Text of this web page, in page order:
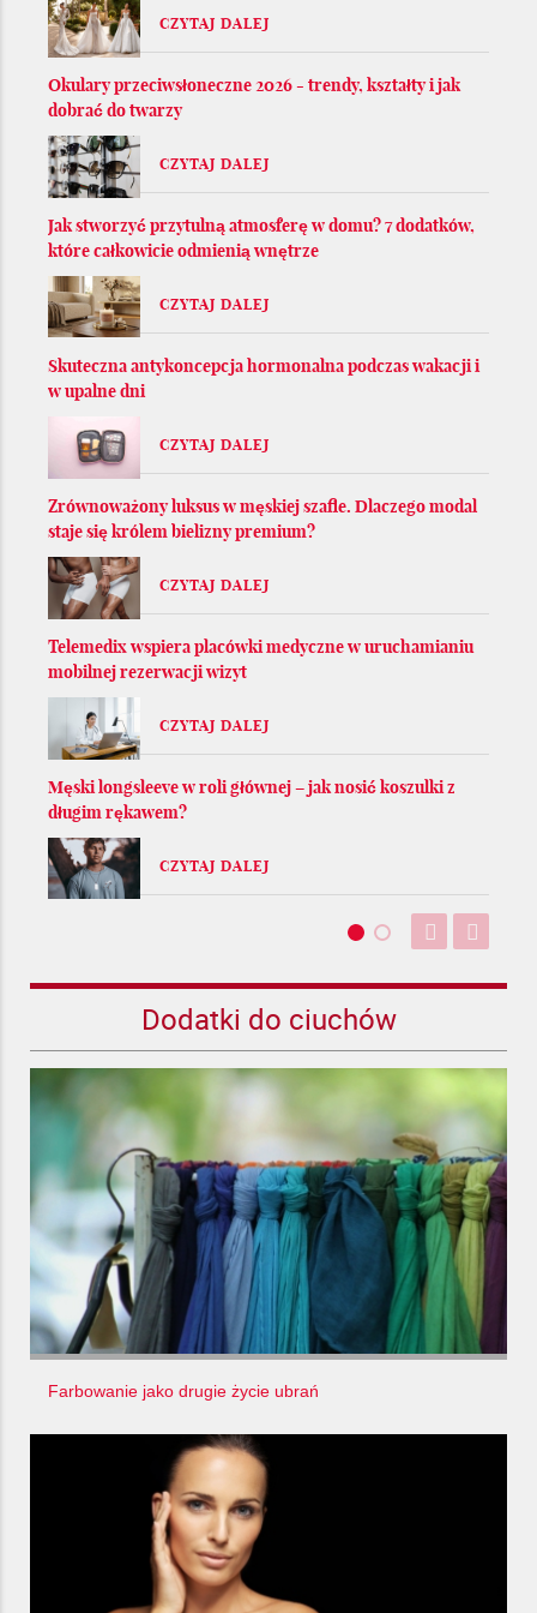
CZYTAJ DALEJ
Okulary przeciwsłoneczne 2026 - trendy, kształty i jak
dobrać do twarzy
CZYTAJ DALEJ
Jak stworzyć przytulną atmosferę w domu? 7 dodatków,
które całkowicie odmienią wnętrze
CZYTAJ DALEJ
Skuteczna antykoncepcja hormonalna podczas wakacji i
w upalne dni
CZYTAJ DALEJ
Zrównoważony luksus w męskiej szafie. Dlaczego modal
staje się królem bielizny premium?
CZYTAJ DALEJ
Telemedix wspiera placówki medyczne w uruchamianiu
mobilnej rezerwacji wizyt
CZYTAJ DALEJ
Męski longsleeve w roli głównej – jak nosić koszulki z
długim rękawem?
CZYTAJ DALEJ
Dodatki do ciuchów
Farbowanie jako drugie życie ubrań